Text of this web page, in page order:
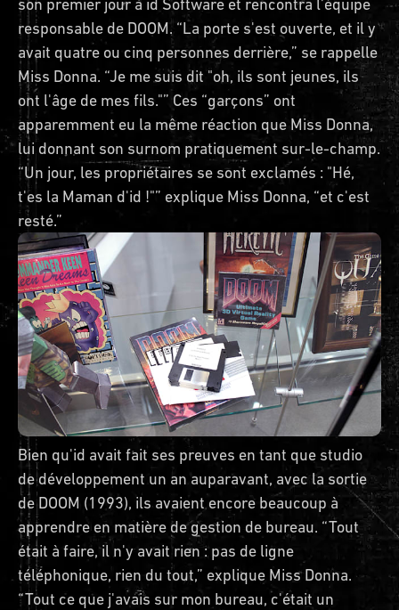
responsable de DOOM. “La porte s'est ouverte, et il y
avait quatre ou cinq personnes derrière,” se rappelle
Miss Donna. “Je me suis dit "oh, ils sont jeunes, ils
ont l'âge de mes fils."” Ces “garçons” ont
apparemment eu la même réaction que Miss Donna,
lui donnant son surnom pratiquement sur-le-champ.
“Un jour, les propriétaires se sont exclamés : "Hé,
t'es la Maman d'id !"” explique Miss Donna, “et c'est
resté.”
Bien qu'id avait fait ses preuves en tant que studio
de développement un an auparavant, avec la sortie
de DOOM (1993), ils avaient encore beaucoup à
apprendre en matière de gestion de bureau. “Tout
était à faire, il n'y avait rien : pas de ligne
téléphonique, rien du tout,” explique Miss Donna.
“Tout ce que j'avais sur mon bureau, c'était un